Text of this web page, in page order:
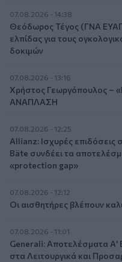
07.08.2026 - 14:38
Θεόδωρος Τέγος (ΓΝΑ
ελπίδας για τους
δοκιμών
07.08.2026 - 13:16
Χρήστος Γεωργόπουλος
ΑΝΑΠΛΑΣΗ
07.08.2026 - 12:25
Allianz: Ισχυρές
Bäte συνδέει τα
«protection gap»
07.08.2026 - 12:12
Οι αισθητήρες βλέπουν
07.08.2026 - 11:01
Generali: Αποτελέσματα Α'
στα Λειτουργικά και